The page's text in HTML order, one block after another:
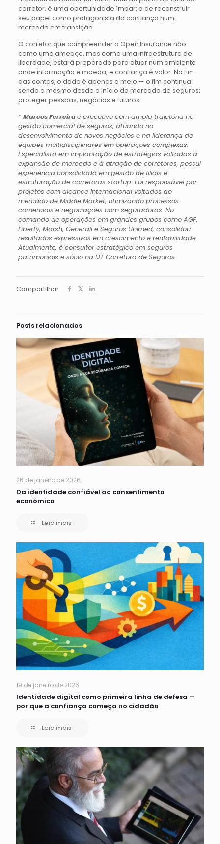
corretor, é uma oportunidade ímpar: a de reconstruir
seu papel como protagonista da confiança num
mercado em transição.
O corretor que compreender o Open Insurance não
como uma ameaça, mas como uma infraestrutura de
liberdade, estará preparado para atuar num ambiente
onde informação é moeda, e confiança é valor. No fim
das contas, o dado é apenas o meio — o fim continua
sendo o mesmo desde o início do mercado de seguros:
proteger pessoas, negócios e futuros.
* Marcos Ferreiraé executivo com ampla trajetória na
gestão comercial de seguros, atuando no
desenvolvimento de novos negócios e na liderança de
equipes multidisciplinares em operações complexas.
Especialista em implantação de estratégias voltadas à
expansão de mercado e à atração de corretores, possui
experiência consolidada em gestão de filiais e
estruturação de corretoras startup. Foi responsável por
projetos com alcance internacional voltados ao
mercado de Middle Market, otimizando processos
comerciais e negociações com seguradoras. No
comando de operações em grandes grupos como AGF,
Liberty, Marsh, Generali e Seguros Unimed, consolidou
resultados expressivos em crescimento e rentabilidade.
Atualmente, é consultor estratégico em seguros
patrimoniais e sócio na IJT Corretora de Seguros.
Compartilhar
Posts relacionados
26 de janeiro de 2026
Da identidade confiável ao consentimento
econômico
Leia mais
19 de janeiro de 2026
Identidade digital como primeira linha de defesa —
por que a confiança começa no cidadão
Leia mais